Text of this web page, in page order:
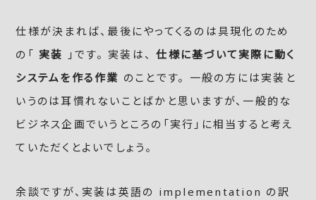
仕様が決まれば、最後にやってくるのは具現化のため
の「実装 」です。 実装は、仕様に基づいて実際に動く
システムを作る作業 のことです。 一般の方には実装と
いうのは耳慣れないことばかと思いますが、一般的な
ビジネス企画でいうところの「実行」に相当すると考え
ていただくとよいでしょう。
余談ですが、実装は英語の implementation の訳